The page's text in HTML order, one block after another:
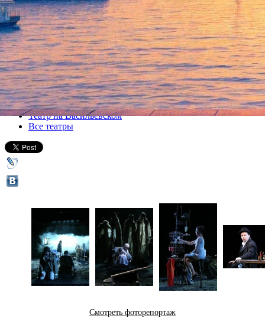
Даниэль Штайн, переводчик
26 февраля 2013, вторник,19.00
Версия для печати
Все спектакли
Театр на Васильевском
Все театры
Смотреть фоторепортаж